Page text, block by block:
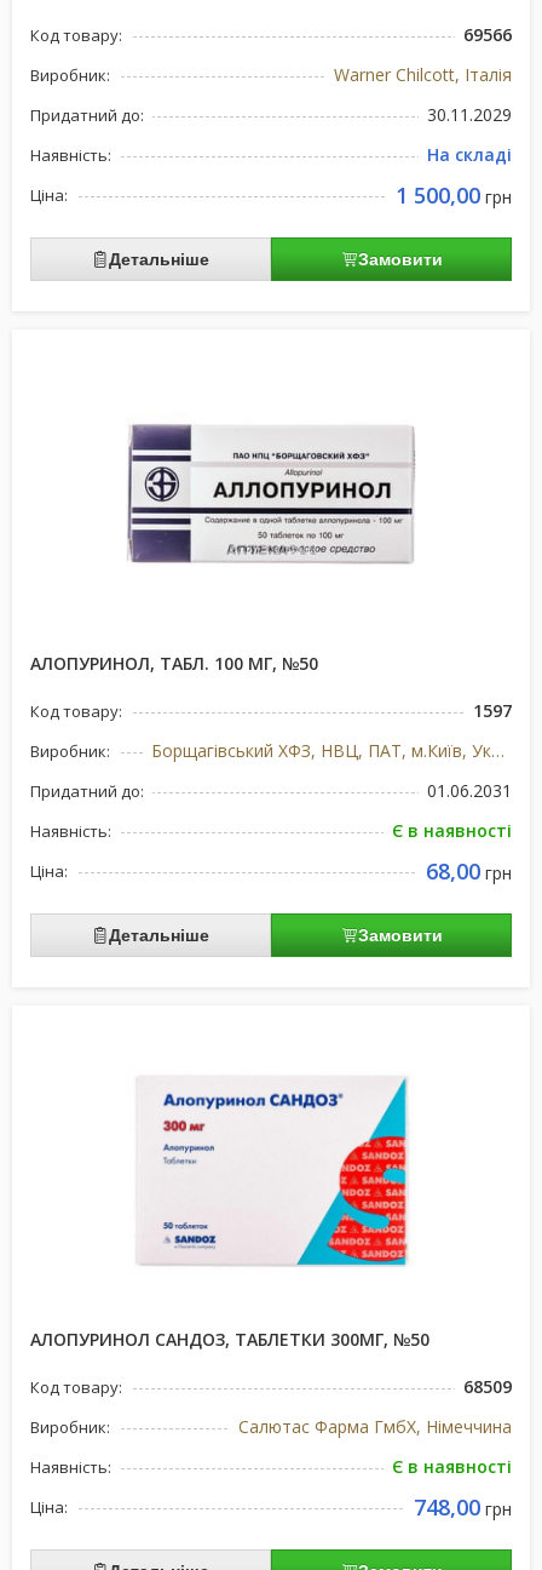
Код товару: 69566
Виробник: Warner Chilcott, Італія
Придатний до: 30.11.2029
Наявність: На складі
Ціна: 1 500,00 грн
Детальніше Замовити
АЛОПУРИНОЛ, ТАБЛ. 100 МГ, №50
Код товару: 1597
Виробник: Борщагівський ХФЗ, НВЦ, ПАТ, м.Київ, Україна
Придатний до: 01.06.2031
Наявність: Є в наявності
Ціна: 68,00 грн
Детальніше Замовити
АЛОПУРИНОЛ САНДОЗ, ТАБЛЕТКИ 300МГ, №50
Код товару: 68509
Виробник: Салютас Фарма ГмбХ, Німеччина
Наявність: Є в наявності
Ціна: 748,00 грн